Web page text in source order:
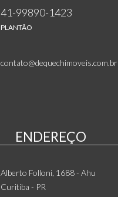
41-99890-1423
PLANTÃO
contato@dequechimoveis.com.br
ENDEREÇO
Alberto Folloni, 1688- Ahu
Curitiba - PR